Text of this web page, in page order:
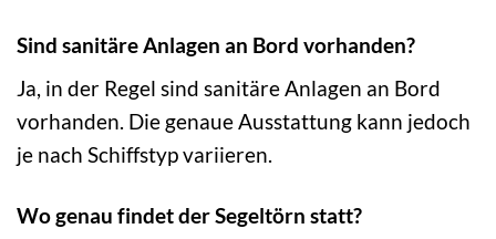
Sind sanitäre Anlagen an Bord vorhanden?
Ja, in der Regel sind sanitäre Anlagen an Bord
vorhanden. Die genaue Ausstattung kann jedoch
je nach Schiffstyp variieren.
Wo genau findet der Segeltörn statt?